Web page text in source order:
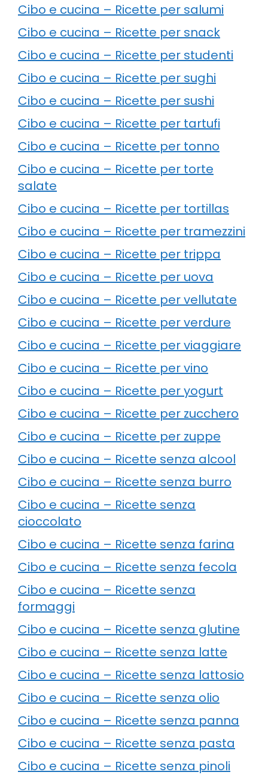
Cibo e cucina – Ricette per salumi
Cibo e cucina – Ricette per snack
Cibo e cucina – Ricette per studenti
Cibo e cucina – Ricette per sughi
Cibo e cucina – Ricette per sushi
Cibo e cucina – Ricette per tartufi
Cibo e cucina – Ricette per tonno
Cibo e cucina – Ricette per torte
salate
Cibo e cucina – Ricette per tortillas
Cibo e cucina – Ricette per tramezzini
Cibo e cucina – Ricette per trippa
Cibo e cucina – Ricette per uova
Cibo e cucina – Ricette per vellutate
Cibo e cucina – Ricette per verdure
Cibo e cucina – Ricette per viaggiare
Cibo e cucina – Ricette per vino
Cibo e cucina – Ricette per yogurt
Cibo e cucina – Ricette per zucchero
Cibo e cucina – Ricette per zuppe
Cibo e cucina – Ricette senza alcool
Cibo e cucina – Ricette senza burro
Cibo e cucina – Ricette senza
cioccolato
Cibo e cucina – Ricette senza farina
Cibo e cucina – Ricette senza fecola
Cibo e cucina – Ricette senza
formaggi
Cibo e cucina – Ricette senza glutine
Cibo e cucina – Ricette senza latte
Cibo e cucina – Ricette senza lattosio
Cibo e cucina – Ricette senza olio
Cibo e cucina – Ricette senza panna
Cibo e cucina – Ricette senza pasta
Cibo e cucina – Ricette senza pinoli